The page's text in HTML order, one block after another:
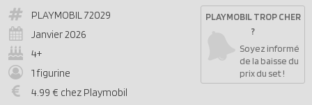
PLAYMOBIL72029
Janvier 2026
4+
1 figurine
4.99 € chez Playmobil
PLAYMOBIL TROP CHER
?
Soyez informé
de la baisse du
prix du set !